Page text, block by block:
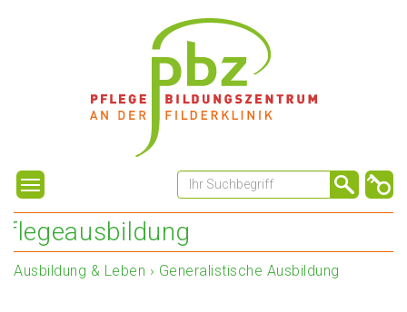
Ausbildung & Leben › Generalistische Ausbildung